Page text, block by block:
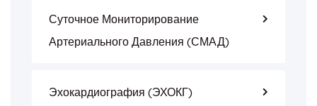
Суточное Мониторирование
Артериального Давления (СМАД)
Эхокардиография (ЭХОКГ)